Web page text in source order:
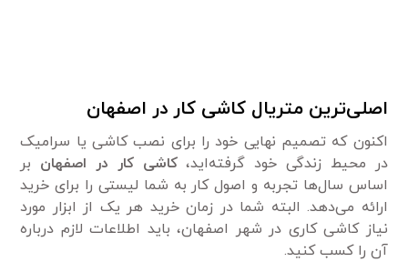
اصلی‌ترین متریال کاشی کار در اصفهان
اکنون که تصمیم نهایی خود را برای نصب کاشی یا سرامیک
در محیط زندگی خود گرفته‌اید،کاشی کار در اصفهان بر
اساس سال‌ها تجربه و اصول کار به شما لیستی را برای خرید
ارائه می‌دهد. البته شما در زمان خرید هر یک از ابزار مورد
نیاز کاشی کاری در شهر اصفهان، باید اطلاعات لازم درباره
آن را کسب کنید.